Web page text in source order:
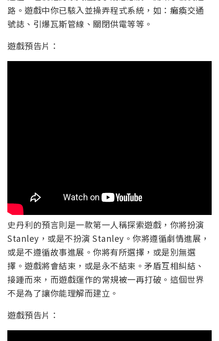
路。遊戲中你已駭入並操弄程式系統，如：癱瘓交通
號誌、引爆瓦斯管線、關閉供電等等。
遊戲預告片：
史丹利的預言則是一款第一人稱探索遊戲，你將扮演
Stanley，或是不扮演 Stanley。你將遵循劇情進展，
或是不遵循故事進展。你將有所選擇，或是別無選
擇。遊戲將會結束，或是永不結束。矛盾互相糾結、
接踵而來，而遊戲運作的常規被一再打破。這個世界
不是為了讓你能理解而建立。
遊戲預告片：